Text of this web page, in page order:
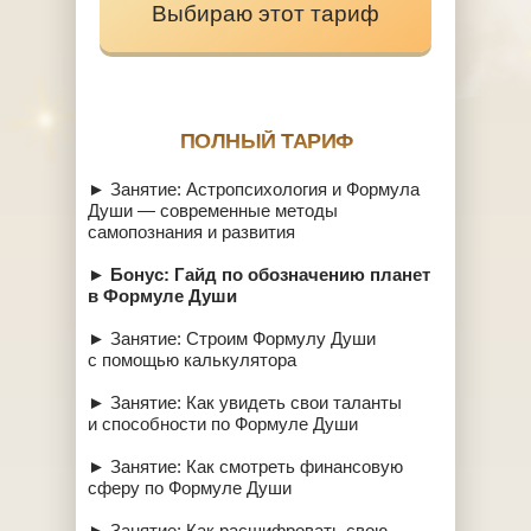
ПОЛНЫЙ ТАРИФ
Выбираю этот тариф
► Занятие: Астропсихология и Формула
Души — современные методы
самопознания и развития
► Бонус: Гайд по обозначению планет
в Формуле Души
► Занятие: Строим Формулу Души
с помощью калькулятора
► Занятие: Как увидеть свои таланты
и способности по Формуле Души
► Занятие: Как смотреть финансовую
сферу по Формуле Души